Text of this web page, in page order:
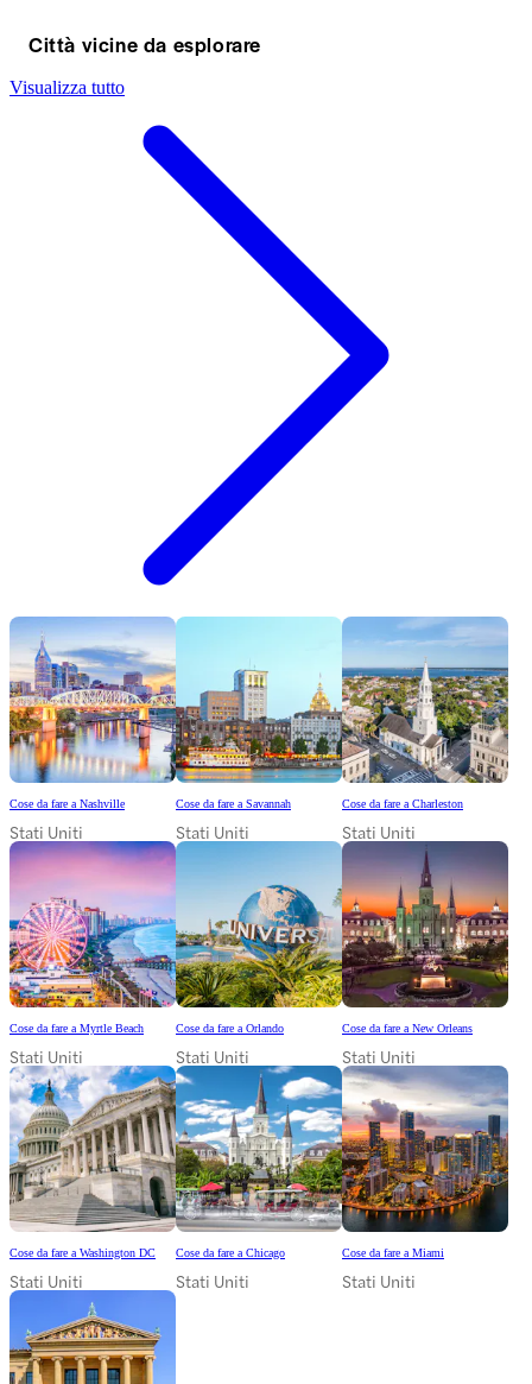
Città vicine da esplorare
Visualizza tutto
Cose da fare a Nashville
Stati Uniti
Cose da fare a Savannah
Stati Uniti
Cose da fare a Charleston
Stati Uniti
Cose da fare a Myrtle Beach
Stati Uniti
Cose da fare a Orlando
Stati Uniti
Cose da fare a New Orleans
Stati Uniti
Cose da fare a Washington DC
Stati Uniti
Cose da fare a Chicago
Stati Uniti
Cose da fare a Miami
Stati Uniti